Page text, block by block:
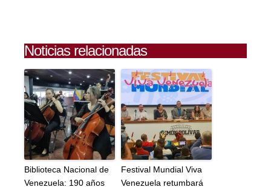
Noticias relacionadas
Biblioteca Nacional de
Venezuela: 190 años
Festival Mundial Viva
Venezuela retumbará